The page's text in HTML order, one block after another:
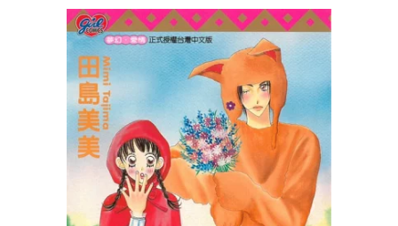
天天免運 美食蛋糕 養生保健 民生用品
居家生活 3C家電 運動休閒 親子玩具
男裝 化妝保養 情趣用品